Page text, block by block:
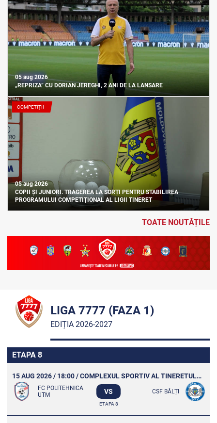
05 aug 2026
„REPRIZA” CU DORIAN JEREGHI, 2 ANI DE LA LANSARE
COMPETIȚII
05 aug 2026
COPII ȘI JUNIORI. TRAGEREA LA SORȚI PENTRU STABILIREA
PROGRAMULUI COMPETIȚIONAL AL LIGII TINERET
TOATE NOUTĂȚILE
LIGA 7777 (FAZA 1)
EDIȚIA 2026-2027
ETAPA 8
15 AUG 2026 / 18:00 / COMPLEXUL SPORTIV AL TINERETULUI UTM
FC POLITEHNICA
UTM
VS CSF BĂLȚI
ETAPA 8